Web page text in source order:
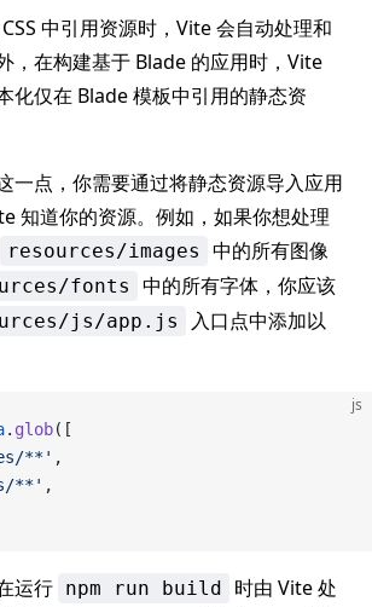
中引用资源时，Vite 会自动处理和
，在构建基于 Blade 的应用时，Vite
化仅在 Blade 模板中引用的静态资
一点，你需要通过将静态资源导入应用
知道你的资源。例如，如果你想处理
resources/images
中的所有图像
fonts
中的所有字体，你应该
js/app.js
入口点中添加以
js
. glob([
**'
,
**'
,
运行 npm run build
时由 Vite 处